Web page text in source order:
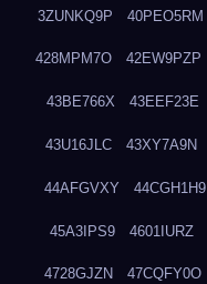
3ZUNKQ9P 40PEO5RM
428MPM7O 42EW9PZP
43BE766X 43EEF23E
43U16JLC 43XY7A9N
44AFGVXY 44CGH1H9
45A3IPS9 4601IURZ
4728GJZN 47CQFY0O